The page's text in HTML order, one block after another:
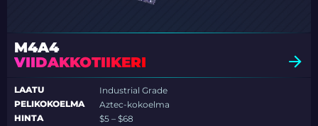
M4A4
VIIDAKKOTIIKERI
LAATU
Industrial Grade
PELIKOKOELMA
Aztec-kokoelma
HINTA
$5 – $68